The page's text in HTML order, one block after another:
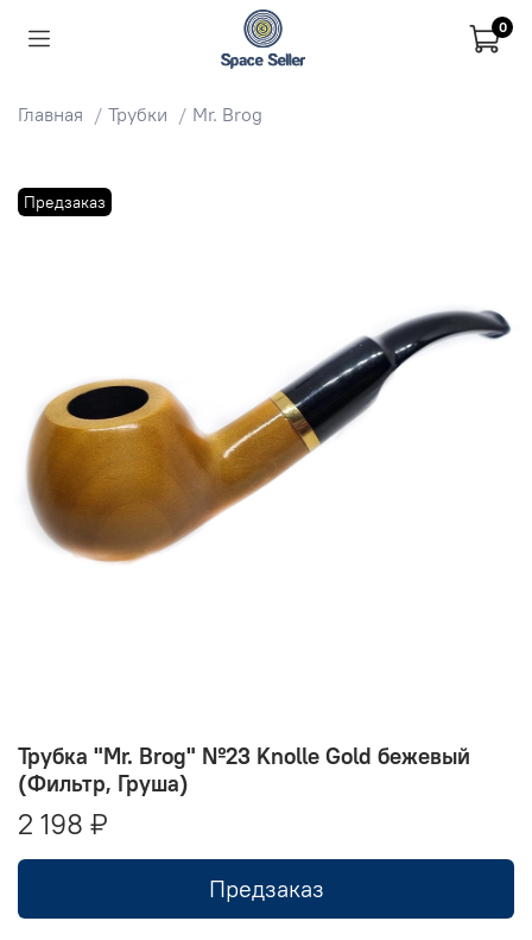
0
Главная Трубки Mr. Brog
Предзаказ
Трубка "Mr. Brog" №23 Knolle Gold бежевый
(Фильтр, Груша)
2 198 ₽
Предзаказ